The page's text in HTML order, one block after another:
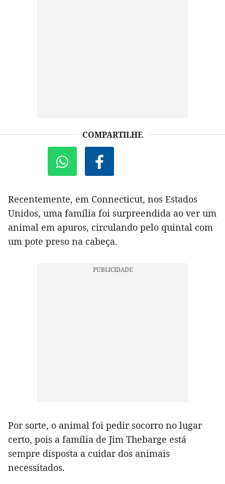
COMPARTILHE
Recentemente, em Connecticut, nos Estados
Unidos, uma família foi surpreendida ao ver um
animal em apuros, circulando pelo quintal com
um pote preso na cabeça.
Por sorte, o animal foi pedir socorro no lugar
certo, pois a família de Jim Thebarge está
sempre disposta a cuidar dos animais
necessitados.